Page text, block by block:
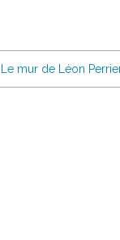
Le mur de Léon